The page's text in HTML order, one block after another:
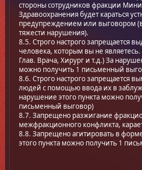
стороны сотрудников фракции
Здравоохранения будет караться
предупреждением или выговором
тяжести нарушения).
8.5. Строго настрого запрещается
человека, которым вы не
Глав. Врача, Хирург и т.д.) За
можно получить 1 письменный
8.6. Строго настрого запрещается
людей с помощью ввода их в
нарушение этого пункта можно
письменный выговор)
8.7. Запрещено разжигание
межфракционного конфликта,
8.8. Запрещено агитировать в
этого пункта можно получить 1